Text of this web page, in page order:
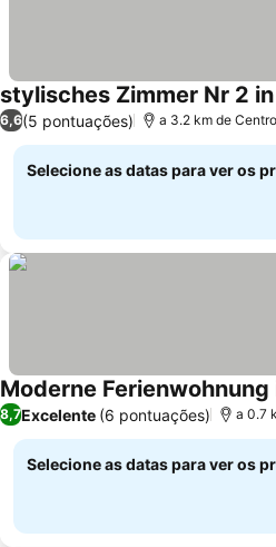
stylisches Zimmer Nr 2
6,6(5 pontuações) a 3.2 km de
Selecione as datas para ver os
Moderne
8,7Excelente (6 pontuações) a 0.7
Selecione as datas para ver os